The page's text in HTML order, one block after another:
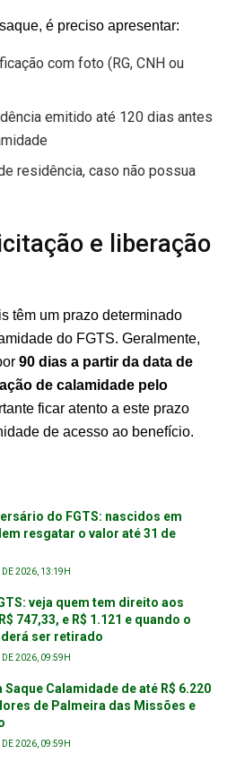
é preciso apresentar:
com foto (RG, CNH ou
emitido até 120 dias antes
residência, caso não possua
e liberação
têm um prazo determinado
do FGTS. Geralmente,
90 dias a partir da data de
de calamidade pelo
ficar atento a este prazo
de acesso ao benefício.
do FGTS: nascidos em
resgatar o valor até 31 de
DE 2026, 13:19H
veja quem tem direito aos
747,33, e R$ 1.121 e quando o
ser retirado
2026, 09:59H
Saque Calamidade de até R$ 6.220
de Palmeira das Missões e
2026, 09:59H